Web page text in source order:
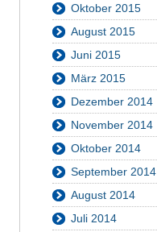
Oktober 2015
August 2015
Juni 2015
März 2015
Dezember 2014
November 2014
Oktober 2014
September 2014
August 2014
Juli 2014